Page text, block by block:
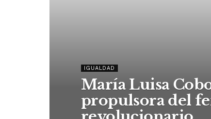
IGUALDAD
María Luisa
propulsora del